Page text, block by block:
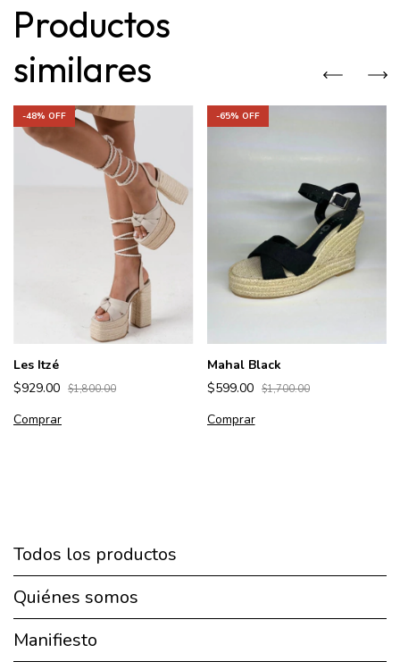
Productos
similares
-48% OFF
Les Itzé
$929.00 $1,800.00
Comprar
-65% OFF
Mahal Black
$599.00 $1,700.00
Comprar
Todos los productos
Quiénes somos
Manifiesto